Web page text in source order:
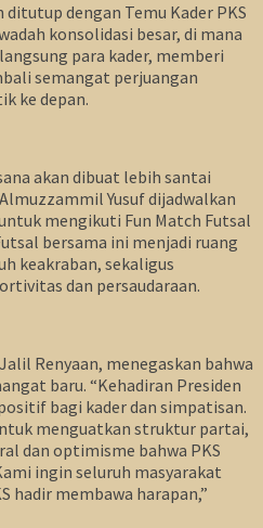
dengan Temu Kader PKS
konsolidasi besar, di mana
para kader, memberi
semangat perjuangan
ke depan.
akan dibuat lebih santai
Yusuf dijadwalkan
mengikuti Fun Match Futsal
bersama ini menjadi ruang
keakraban, sekaligus
dan persaudaraan.
Renyaan, menegaskan bahwa
baru. “Kehadiran Presiden
bagi kader dan simpatisan.
menguatkan struktur partai,
dan optimisme bahwa PKS
ingin seluruh masyarakat
hadir membawa harapan,”